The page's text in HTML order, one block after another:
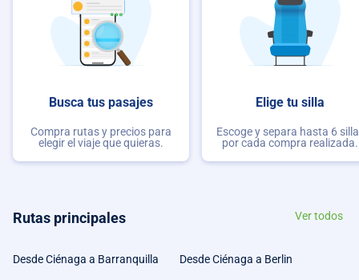
Busca tus pasajes
Compra rutas y precios para
elegir el viaje que quieras.
Elige tu silla
Escoge y separa hasta 6
por cada compra realizada.
Rutas principales Ver todos
Desde Ciénaga a Barranquilla Desde Ciénaga a Berlin